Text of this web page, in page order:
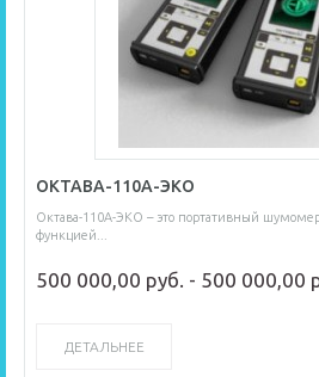
ОКТАВА-110А-ЭКО
Октава-110А-ЭКО – это портативный
функцией...
500 000,00 руб. - 500 000,00
ДЕТАЛЬНЕЕ